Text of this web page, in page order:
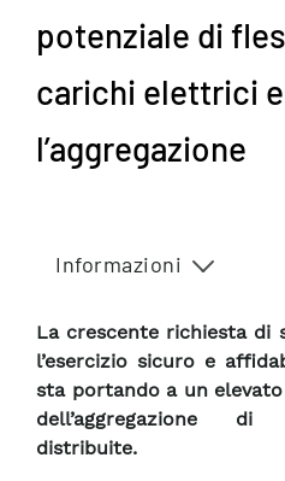
potenziale di
carichi elettrici
l’aggregazione
Informazioni
La crescente richiesta di
l’esercizio sicuro e
sta portando a un
dell’aggregazione di
distribuite.